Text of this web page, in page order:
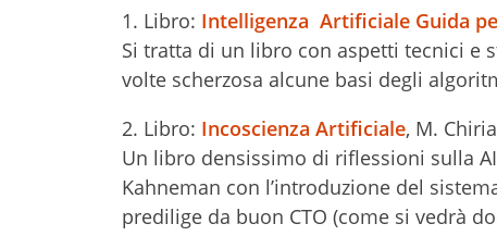
1. Libro: Intelligenza Artificiale Guida
Si tratta di un libro con aspetti tecnici e
volte scherzosa alcune basi degli
2. Libro: Incoscienza Artificiale, M.
Un libro densissimo di riflessioni sulla
Kahneman con l’introduzione del
predilige da buon CTO (come si vedrà